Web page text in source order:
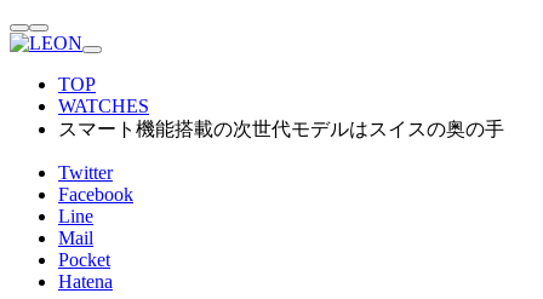
TOP
WATCHES
スマート機能搭載の次世代モデルはスイスの奥の手
Twitter
Facebook
Line
Mail
Pocket
Hatena